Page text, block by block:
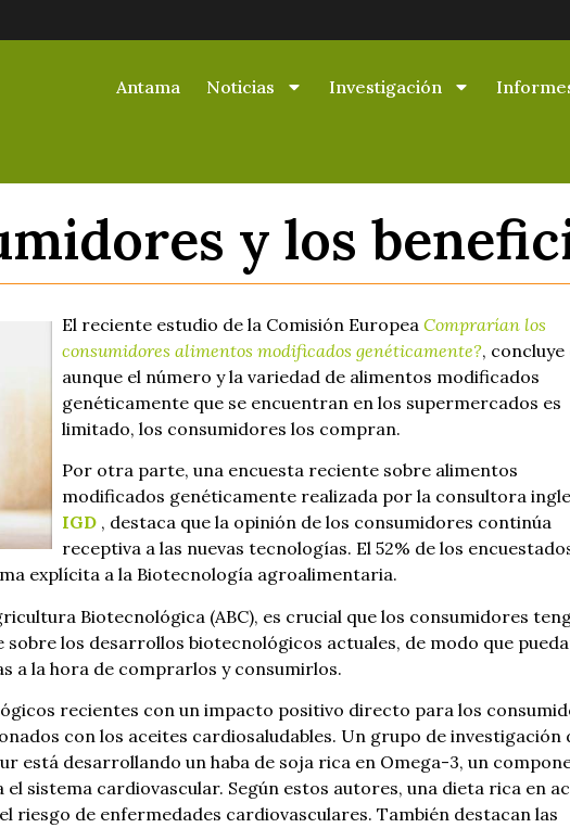
Antama Noticias Investigación
y los
El reciente estudio de la Comisión Europea Comprarían los
consumidores alimentos modificados genéticamente?, concluye
aunque el número y la variedad de alimentos modificados
genéticamente que se encuentran en los supermercados es
limitado, los consumidores los compran.
Por otra parte, una encuesta reciente sobre alimentos
modificados genéticamente realizada por la consultora
IGD , destaca que la opinión de los consumidores continúa
receptiva a las nuevas tecnologías. El 52% de los
explícita a la Biotecnología agroalimentaria.
Biotecnológica (ABC), es crucial que los consumidores
los desarrollos biotecnológicos actuales, de modo que
a la hora de comprarlos y consumirlos.
recientes con un impacto positivo directo para los
con los aceites cardiosaludables. Un grupo de investigación
está desarrollando un haba de soja rica en Omega-3, un
sistema cardiovascular. Según estos autores, una dieta rica en
riesgo de enfermedades cardiovasculares. También destacan las